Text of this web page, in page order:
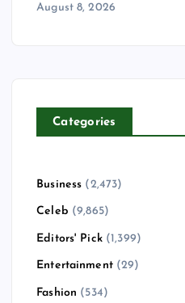
August 8, 2026
Categories
Business (2,473)
Celeb (9,865)
Editors' Pick(1,399)
Entertainment(29)
Fashion (534)